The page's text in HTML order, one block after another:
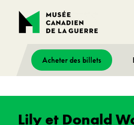
Acheter des billets
Lily et Donald